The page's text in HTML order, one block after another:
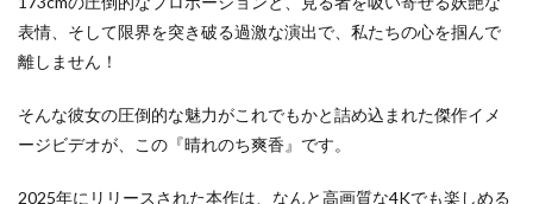
表情、そして限界を突き破る過激な演出で、私たちの心を掴んで
離しません！
そんな彼女の圧倒的な魅力がこれでもかと詰め込まれた傑作イメ
ージビデオが、この『晴れのち爽香』です。
2025年にリリースされた本作は、なんと高画質な4Kでも楽しめる